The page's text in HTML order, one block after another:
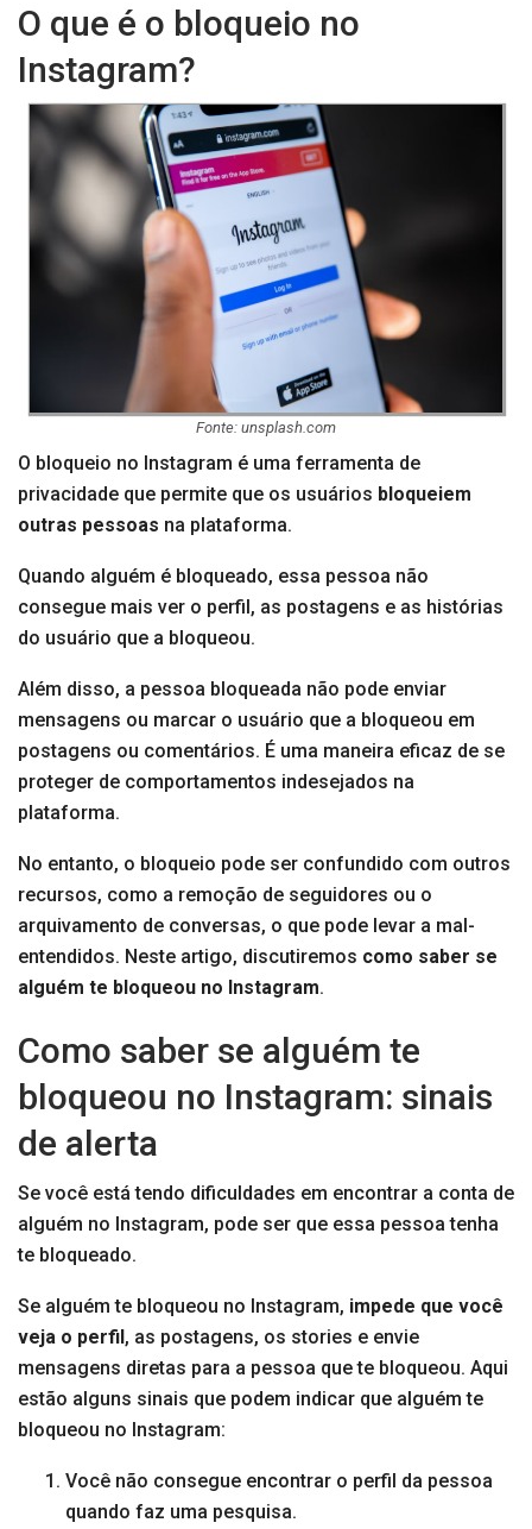
O que é o bloqueio no
Instagram?
Fonte: unsplash.com
O bloqueio no Instagram é uma ferramenta de
privacidade que permite que os usuários bloqueiem
outras pessoas na plataforma.
Quando alguém é bloqueado, essa pessoa não
consegue mais ver o perfil, as postagens e as histórias
do usuário que a bloqueou.
Além disso, a pessoa bloqueada não pode enviar
mensagens ou marcar o usuário que a bloqueou em
postagens ou comentários. É uma maneira eficaz de se
proteger de comportamentos indesejados na
plataforma.
No entanto, o bloqueio pode ser confundido com outros
recursos, como a remoção de seguidores ou o
arquivamento de conversas, o que pode levar a mal-
entendidos. Neste artigo, discutiremos como saber se
alguém te bloqueou no Instagram.
Como saber se alguém te
bloqueou no Instagram: sinais
de alerta
Se você está tendo dificuldades em encontrar a conta de
alguém no Instagram, pode ser que essa pessoa tenha
te bloqueado.
Se alguém te bloqueou no Instagram, impede que você
veja o perfil, as postagens, os stories e envie
mensagens diretas para a pessoa que te bloqueou. Aqui
estão alguns sinais que podem indicar que alguém te
bloqueou no Instagram:
Você não consegue encontrar o perfil da pessoa
quando faz uma pesquisa.